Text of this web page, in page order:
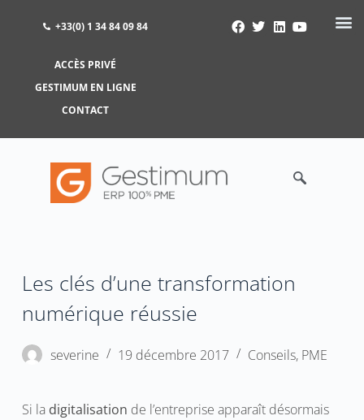
ACCÈS PRIVÉ
GESTIMUM EN LIGNE
CONTACT
+33(0) 1 34 84 09 84
Les clés d’une transformation
numérique réussie
severine 19 décembre 2017 Conseils, PME
Si la digitalisation de l’entreprise apparaît désormais